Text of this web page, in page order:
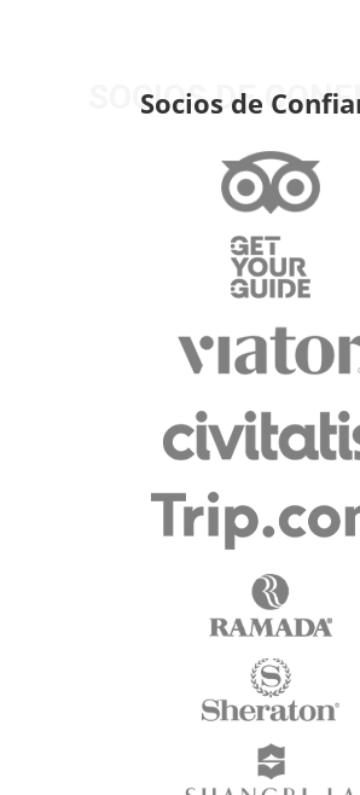
SOCIOS DE
Socios de